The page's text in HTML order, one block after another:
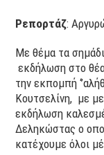
Ρεπορτάζ:
Με θέμα τα
εκδήλωση στο
την εκπομπή
Κουτσελίνη, με
εκδήλωση
Δεληκώστας ο
κατέχουμε όλοι